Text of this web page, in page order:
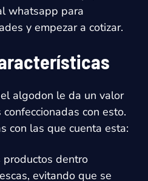
whatsapp para
y empezar a cotizar.
algodon le da un valor
con esto.
con las que cuenta esta:
productos dentro
evitando que se